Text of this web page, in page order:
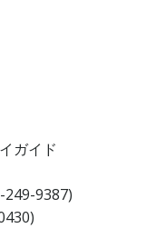
ガイド
249-9387)